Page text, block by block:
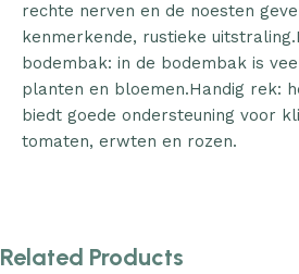
rechte nerven en de noesten
kenmerkende, rustieke
bodembak: in de bodembak is
planten en bloemen.Handig rek:
biedt goede ondersteuning voor
tomaten, erwten en rozen.
Related Products